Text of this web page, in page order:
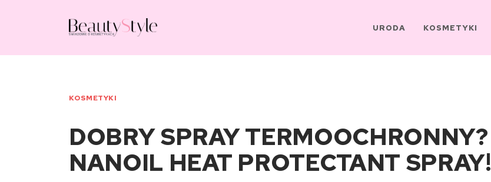
URODA KOSMETYKI
KOSMETYKI
DOBRY SPRAY TERMOOCHRONNY?
NANOIL HEAT PROTECTANT SPRAY!